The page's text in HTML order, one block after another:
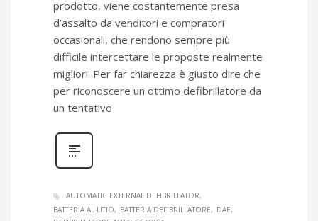
prodotto, viene costantemente presa
d’assalto da venditori e compratori
occasionali, che rendono sempre più
difficile intercettare le proposte realmente
migliori. Per far chiarezza è giusto dire che
per riconoscere un ottimo defibrillatore da
un tentativo
AUTOMATIC EXTERNAL DEFIBRILLATOR
BATTERIA AL LITIO
BATTERIA DEFIBRILLATORE
DAE